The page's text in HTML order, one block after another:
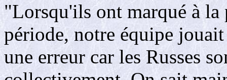
"Lorsqu'ils ont marqué à
période, notre équipe
une erreur car les Russes